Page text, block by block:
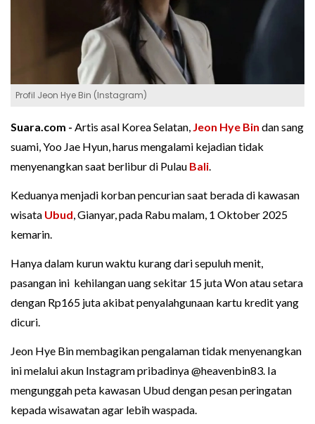
Profil Jeon Hye Bin (Instagram)
Suara.com - Artis asal Korea Selatan, Jeon Hye Bin dan sang
suami, Yoo Jae Hyun, harus mengalami kejadian tidak
menyenangkan saat berlibur di Pulau Bali.
Keduanya menjadi korban pencurian saat berada di kawasan
wisata Ubud, Gianyar, pada Rabu malam, 1 Oktober 2025
kemarin.
Hanya dalam kurun waktu kurang dari sepuluh menit,
pasangan ini kehilangan uang sekitar 15 juta Won atau setara
dengan Rp165 juta akibat penyalahgunaan kartu kredit yang
dicuri.
Jeon Hye Bin membagikan pengalaman tidak menyenangkan
ini melalui akun Instagram pribadinya @heavenbin83. Ia
mengunggah peta kawasan Ubud dengan pesan peringatan
kepada wisawatan agar lebih waspada.